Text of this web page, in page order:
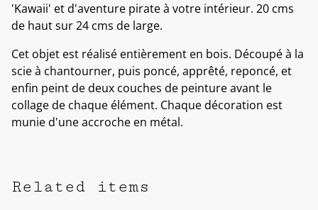
'Kawaii' et d'aventure pirate à votre intérieur. 20 cms
de haut sur 24 cms de large.
Cet objet est réalisé entièrement en bois. Découpé à la
scie à chantourner, puis poncé, apprêté, reponcé, et
enfin peint de deux couches de peinture avant le
collage de chaque élément. Chaque décoration est
munie d'une accroche en métal.
Related items